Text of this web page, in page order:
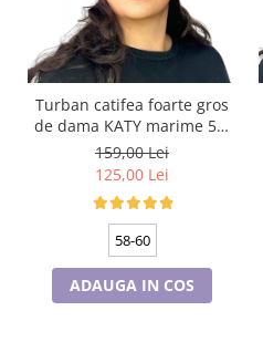
Turban catifea foarte gros
de dama KATY marime 58-
60, captuseala polar,
culoare bleomarin
159,00 Lei
125,00 Lei
58-60
ADAUGA IN COS